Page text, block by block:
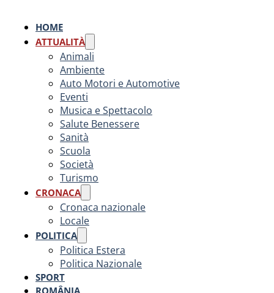
HOME
ATTUALITÀ
Animali
Ambiente
Auto Motori e Automotive
Eventi
Musica e Spettacolo
Salute Benessere
Sanità
Scuola
Società
Turismo
CRONACA
Cronaca nazionale
Locale
POLITICA
Politica Estera
Politica Nazionale
SPORT
ROMÂNIA